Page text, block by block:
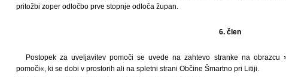
pritožbi zoper odločbo prve stopnje odloča župan.
6. člen
Postopek za uveljavitev pomoči se uvede na zahtevo stranke na obrazcu
pomoči«, ki se dobi v prostorih ali na spletni strani Občine Šmartno pri Litiji.